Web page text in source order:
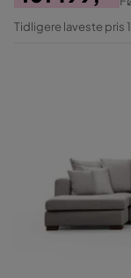
Pris
Original
Tidligere laveste pris